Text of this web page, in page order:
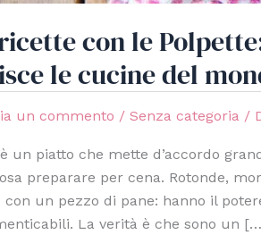
con le
le cucine del
un commento / Senza categoria /
un piatto che mette d’accordo
preparare per cena. Rotonde,
con un pezzo di pane: hanno il
La verità è che sono un